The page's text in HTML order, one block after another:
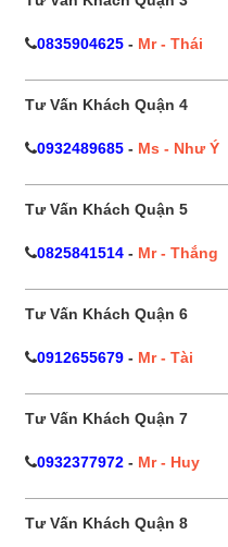
0835904625 - Mr - Thái
Tư Vấn Khách Quận 4
0932489685 - Ms - Như Ý
Tư Vấn Khách Quận 5
0825841514 - Mr - Thắng
Tư Vấn Khách Quận 6
0912655679 - Mr - Tài
Tư Vấn Khách Quận 7
0932377972 - Mr - Huy
Tư Vấn Khách Quận 8